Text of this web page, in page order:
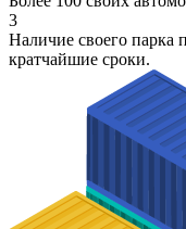
3
Наличие своего парка
кратчайшие сроки.